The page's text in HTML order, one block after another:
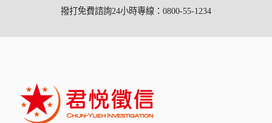
撥打免費諮詢24小時專線：0800-55-1234